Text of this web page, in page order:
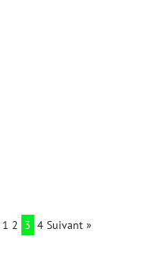
1 2 3 4 Suivant »